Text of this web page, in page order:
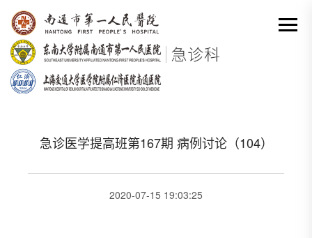
网站首页 - 基层 - 病例讨论 -
急诊医学提高班第167期 病例讨论（104）
分类出来
急诊医学提高班第167期 病例讨论（104）
2020-07-15 19:03:25